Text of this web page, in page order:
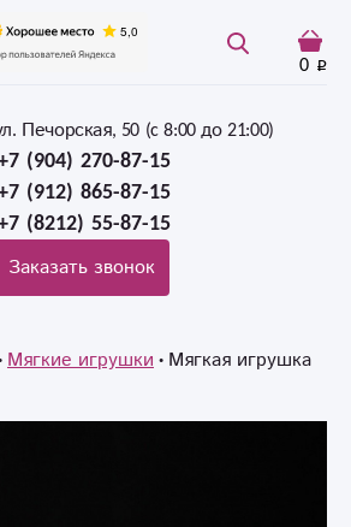
0
Печорская, 50 (c 8:00 до 21:00)
(904) 270-87-15
(912) 865-87-15
(8212) 55-87-15
Заказать звонок
Мягкие игрушки Мягкая игрушка